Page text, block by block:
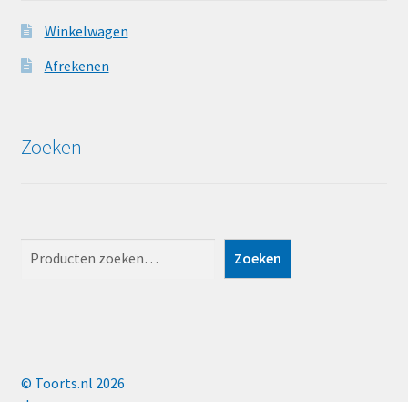
Winkelwagen
Afrekenen
Zoeken
Zoeken
© Toorts.nl 2026